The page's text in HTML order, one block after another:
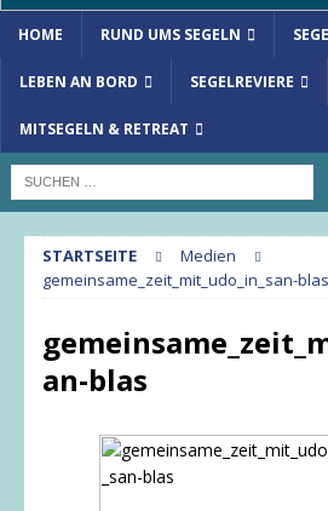
HOME RUND UMS SEGELN
LEBEN AN BORD SEGELREVIERE
MITSEGELN & RETREAT
STARTSEITE
Medien
gemeinsame_zeit_mit_udo_in_san-blas
an-blas